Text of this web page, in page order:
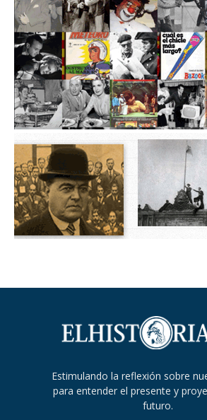
Estimulando la reflexión sobre
para entender el presente y
futuro.